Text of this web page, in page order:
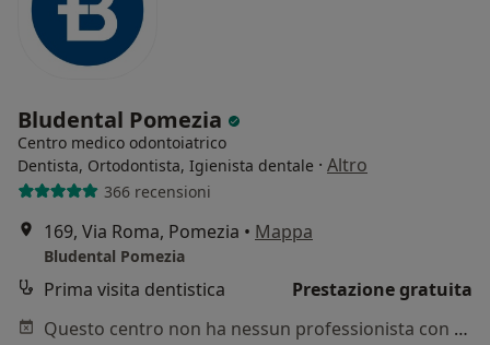
Bludental Pomezia
Centro medico odontoiatrico
Dentista, Ortodontista, Igienista dentale · Altro
366 recensioni
169, Via Roma, Pomezia • Mappa
Bludental Pomezia
Prima visita dentistica
Prestazione gratuita
Questo centro non ha nessun professionista con date disponibili